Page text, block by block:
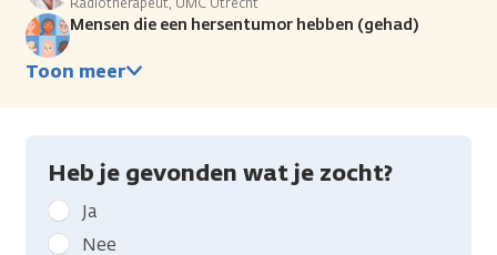
Mensen die een hersentumor hebben (gehad)
Toon meer
Heb je gevonden wat je zocht?
Geef
kanker.nl
Ja
Nee